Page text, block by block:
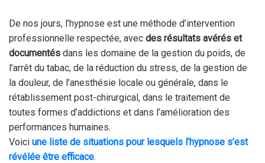
De nos jours, l’hypnose est une méthode d’intervention
professionnelle respectée, avec des résultats avérés et
documentés dans les domaine de la gestion du poids, de
l’arrêt du tabac, de la réduction du stress, de la gestion de
la douleur, de l’anesthésie locale ou générale, dans le
rétablissement post-chirurgical, dans le traitement de
toutes formes d’addictions et dans l’amélioration des
performances humaines.
Voici une liste de situations pour lesquels l’hypnose s’est
révélée être efficace.